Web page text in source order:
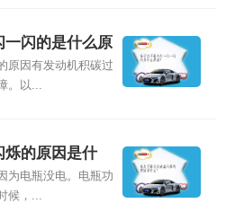
一闪的是什么原
原因有发动机积碳过
。以...
烁的原因是什
为电瓶没电。电瓶功
候，...